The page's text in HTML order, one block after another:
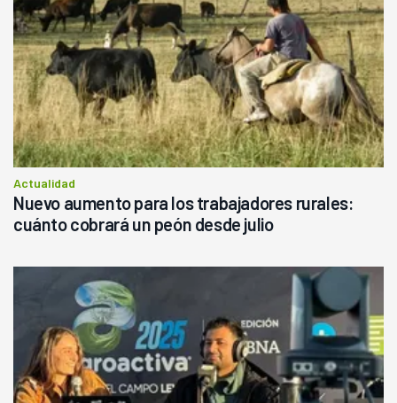
Actualidad
Nuevo aumento para los trabajadores rurales:
cuánto cobrará un peón desde julio